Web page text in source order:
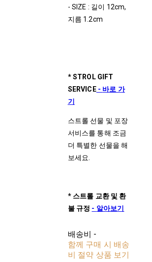
- SIZE : 길이 12cm,
지름 1.2cm
* STROL GIFT
SERVICE- 바로 가
기
스트롤 선물 및 포장
서비스를 통해 조금
더 특별한 선물을 해
보세요.
* 스트롤 교환 및 환
불 규정 - 알아보기
배송비 -
함께 구매 시 배송
비 절약 상품 보기